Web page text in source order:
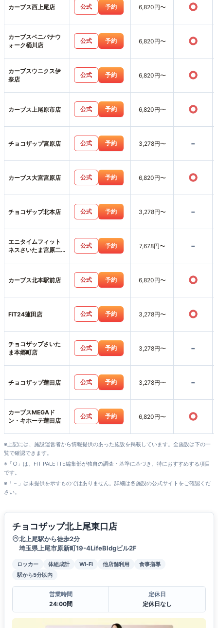
カーブス西上尾店 公式 予約 6,820円〜 ○
カーブスベニバナウ
ォーク桶川店
公式 予約 6,820円〜 ○
カーブスウニクス伊
奈店
公式 予約 6,820円〜 ○
カーブス上尾原市店 公式 予約 6,820円〜 ○
チョコザップ宮原店 公式 予約 3,278円〜 -
カーブス大宮宮原店 公式 予約 6,820円〜 ○
チョコザップ北本店 公式 予約 3,278円〜 -
エニタイムフィット
ネスさいたま宮原二
公式 予約 7,678円〜 -
カーブス北本駅前店 公式 予約 6,820円〜 ○
FiT24蓮田店 公式 予約 3,278円〜 ○
チョコザップさいた
ま本郷町店
公式 予約 3,278円〜 -
チョコザップ蓮田店 公式 予約 3,278円〜 -
カーブスMEGAド
ン・キホーテ蓮田店
公式 予約 6,820円〜 ○
※上記には、施設運営者から情報提供のあった施設を掲載しています。全施設は下の一
覧で確認できます。
※「○」は、FIT PALETTE編集部が独自の調査・基準に基づき、特におすすめする項目
です。
※「－」は未提供を示すものではありません。詳細は各施設の公式サイトをご確認くだ
さい。
チョコザップ北上尾東口店
北上尾駅から徒歩2分
埼玉県上尾市原新町19-4LifeBldgビル2F
ロッカー 体組成計 Wi-Fi 他店舗利用
食事指導
駅から5分以内
営業時間
24:00間
定休日
定休日なし